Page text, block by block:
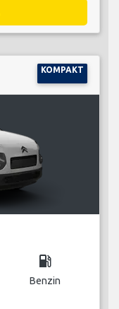
KOMPAKT
local_gas_station
Benzin